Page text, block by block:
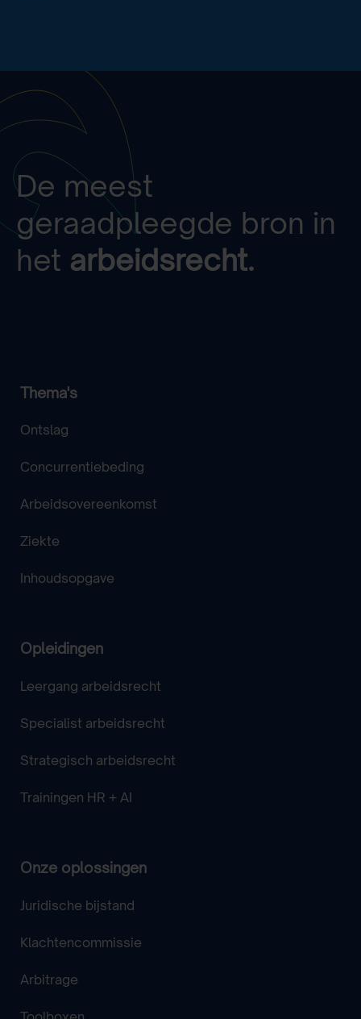
De meest
geraadpleegde bron in
het arbeidsrecht.
Thema's
Ontslag
Concurrentiebeding
Arbeidsovereenkomst
Ziekte
Inhoudsopgave
Opleidingen
Leergang arbeidsrecht
Specialist arbeidsrecht
Strategisch arbeidsrecht
Trainingen HR + AI
Onze oplossingen
Juridische bijstand
Klachtencommissie
Arbitrage